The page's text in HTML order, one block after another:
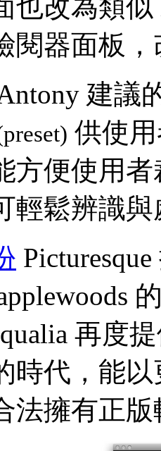
也改為類
閱器面板
建議
供使
方便使用
輕鬆辨識
再度
時代，能
法擁有正